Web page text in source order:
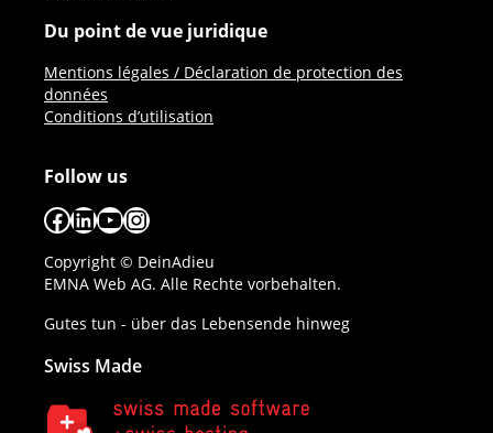
Du point de vue juridique
Mentions légales / Déclaration de protection des
données
Conditions d’utilisation
Follow us
Facebook
LinkedIn
YouTube
Instagram
Copyright © DeinAdieu
EMNA Web AG. Alle Rechte vorbehalten.
Gutes tun - über das Lebensende hinweg
Swiss Made